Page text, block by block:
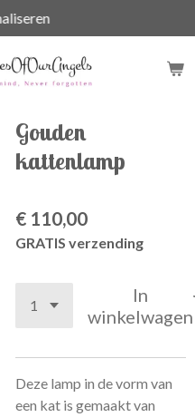
Gouden
kattenlamp
€ 110,00
GRATIS verzending
In
winkelwagen
Deze lamp in de vorm van
een kat is gemaakt van